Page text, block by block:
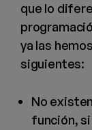
que lo
ya las
siguientes:
No
función,